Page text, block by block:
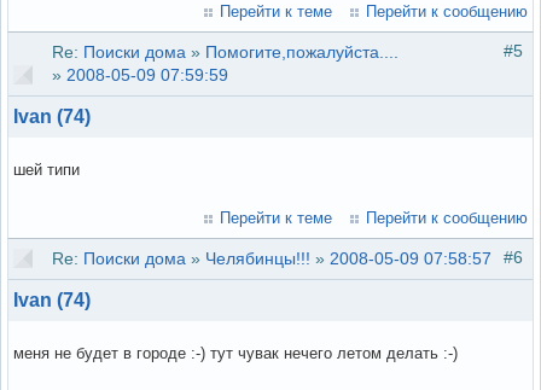
Перейти к теме Перейти к сообщению
#5
Re: Поиски дома » Помогите,пожалуйста....
» 2008-05-09 07:59:59
Ivan (74)
шей типи
Перейти к теме Перейти к сообщению
#6
Re: Поиски дома » Челябинцы!!! » 2008-05-09 07:58:57
Ivan (74)
меня не будет в городе :-) тут чувак нечего летом делать :-)